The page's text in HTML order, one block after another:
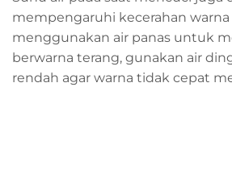
mempengaruhi kecerahan warna
menggunakan air panas untuk
berwarna terang, gunakan air
rendah agar warna tidak cepat